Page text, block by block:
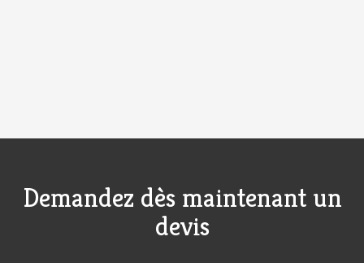
Demandez dès maintenant un
devis